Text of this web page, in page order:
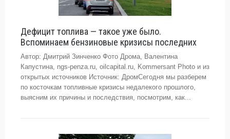
Дефицит топлива — такое уже было.
Вспоминаем бензиновые кризисы последних
Автор: Дмитрий Зинченко Фото Дрома, Валентина
Капустина, ngs-penza.ru, oilcapital.ru, Kommersant Photo и из
открытых источников Источник: ДромСегодня мы разберем
по косточкам топливные кризисы недалекого прошлого,
выясним их причины и последствия, посмотрим, как...